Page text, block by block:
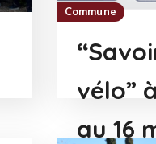
Commune
vélo”
au 16